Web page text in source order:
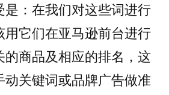
是：在我们对这些词进行
用它们在亚马逊前台进行
的商品及相应的排名，这
动关键词或品牌广告做准